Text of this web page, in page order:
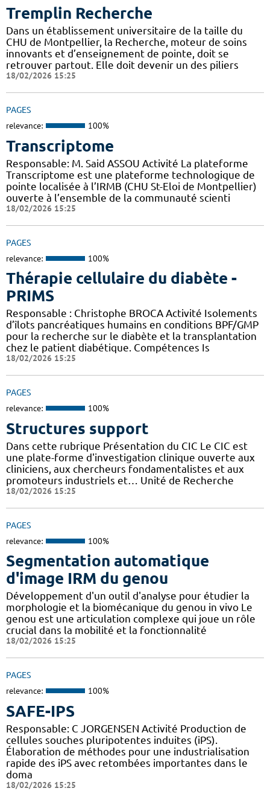
Tremplin Recherche
Dans un établissement universitaire de la taille du
CHU de Montpellier, la Recherche, moteur de soins
innovants et d’enseignement de pointe, doit se
retrouver partout. Elle doit devenir un des piliers
18/02/2026 15:25
PAGES
relevance: 100%
Transcriptome
Responsable: M. Said ASSOU Activité La plateforme
Transcriptome est une plateforme technologique de
pointe localisée à l’IRMB (CHU St-Eloi de Montpellier)
ouverte à l’ensemble de la communauté scienti
18/02/2026 15:25
PAGES
relevance: 100%
Thérapie cellulaire du diabète -
PRIMS
Responsable : Christophe BROCA Activité Isolements
d’îlots pancréatiques humains en conditions BPF/GMP
pour la recherche sur le diabète et la transplantation
chez le patient diabétique. Compétences Is
18/02/2026 15:25
PAGES
relevance: 100%
Structures support
Dans cette rubrique Présentation du CIC Le CIC est
une plate-forme d'investigation clinique ouverte aux
cliniciens, aux chercheurs fondamentalistes et aux
promoteurs industriels et… Unité de Recherche
18/02/2026 15:25
PAGES
relevance: 100%
Segmentation automatique
d'image IRM du genou
Développement d'un outil d'analyse pour étudier la
morphologie et la biomécanique du genou in vivo Le
genou est une articulation complexe qui joue un rôle
crucial dans la mobilité et la fonctionnalité
18/02/2026 15:25
PAGES
relevance: 100%
SAFE-IPS
Responsable: C JORGENSEN Activité Production de
cellules souches pluripotentes induites (iPS).
Élaboration de méthodes pour une industrialisation
rapide des iPS avec retombées importantes dans le
doma
18/02/2026 15:25